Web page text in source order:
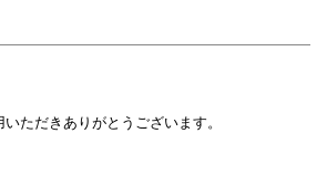
ただきありがとうございます。